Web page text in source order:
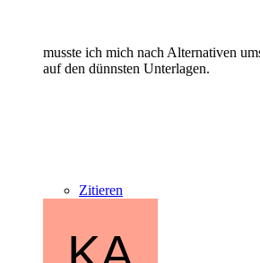
musste ich mich nach Alternativen
auf den dünnsten Unterlagen.
Zitieren